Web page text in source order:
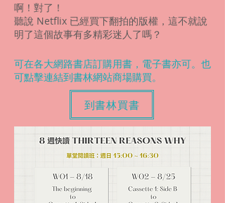
啊！對了！
聽說 Netflix 已經買下翻拍的版權，這不就說
明了這個故事有多精彩迷人了嗎？
​可在各大網路書店訂購用書，電子書亦可。也
可點擊連結到書林網站商場購買。
到書林買書